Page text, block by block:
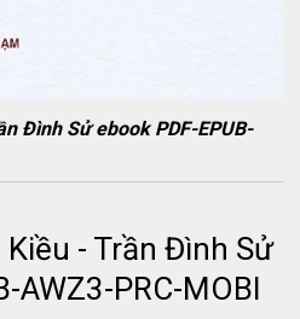
Đình Sử ebook PDF-EPUB-
- Trần Đình Sử
AWZ3-PRC-MOBI